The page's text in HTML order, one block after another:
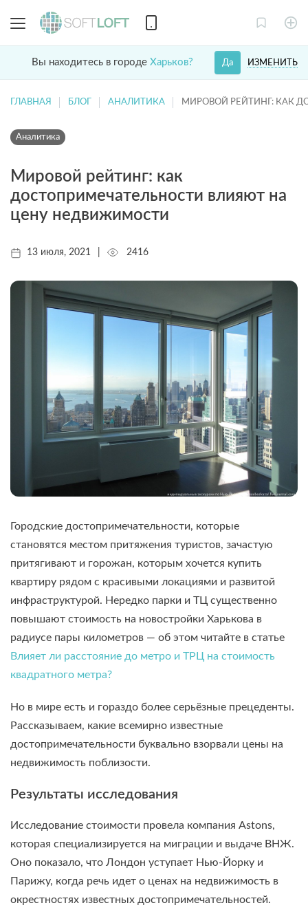
Вы находитесь в городе Харьков? ИЗМЕНИТЬ
Да
ГЛАВНАЯ БЛОГ АНАЛИТИКА МИРОВОЙ РЕЙТИНГ: КАК
Аналитика
Мировой рейтинг: как
достопримечательности влияют на
цену недвижимости
13 июля, 2021 2416
Городские достопримечательности, которые
становятся местом притяжения туристов, зачастую
притягивают и горожан, которым хочется купить
квартиру рядом с красивыми локациями и развитой
инфраструктурой. Нередко парки и ТЦ существенно
повышают стоимость на новостройки Харькова в
радиусе пары километров — об этом читайте в статье
Влияет ли расстояние до метро и ТРЦ на стоимость
квадратного метра?
Но в мире есть и гораздо более серьёзные прецеденты.
Рассказываем, какие всемирно известные
достопримечательности буквально взорвали цены на
недвижимость поблизости.
Результаты исследования
Исследование стоимости провела компания Astons,
которая специализируется на миграции и выдаче ВНЖ.
Оно показало, что Лондон уступает Нью-Йорку и
Парижу, когда речь идет о ценах на недвижимость в
окрестностях известных достопримечательностей.